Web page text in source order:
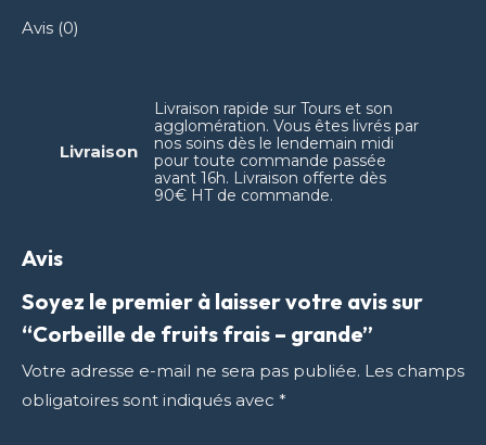
Avis (0)
Livraison
Livraison rapide sur Tours et son
agglomération. Vous êtes livrés par
nos soins dès le lendemain midi
pour toute commande passée
avant 16h. Livraison offerte dès
90€ HT de commande.
Avis
Soyez le premier à laisser votre avis sur
“Corbeille de fruits frais – grande”
Votre adresse e-mail ne sera pas publiée. Les champs
obligatoires sont indiqués avec *